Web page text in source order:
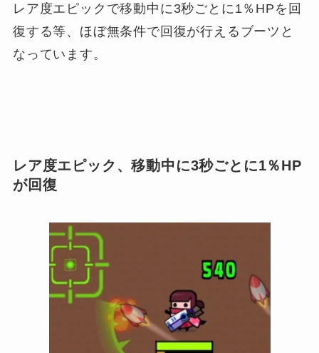
レア度エピックで移動中に3秒ごとに1％HPを回
復する等、ほぼ無条件で回復が行えるブーツと
なっています。
レア度エピック、移動中に3秒ごとに1％HP
が回復